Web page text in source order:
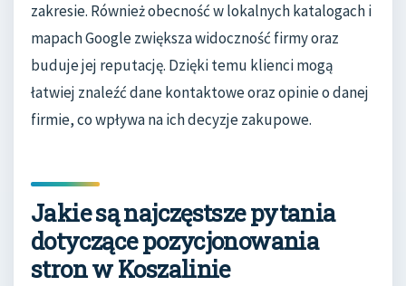
zakresie. Również obecność w lokalnych katalogach i
mapach Google zwiększa widoczność firmy oraz
buduje jej reputację. Dzięki temu klienci mogą
łatwiej znaleźć dane kontaktowe oraz opinie o danej
firmie, co wpływa na ich decyzje zakupowe.
Jakie są najczęstsze pytania
dotyczące pozycjonowania
stron w Koszalinie